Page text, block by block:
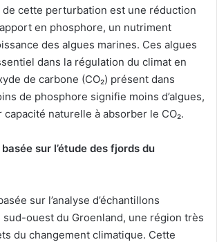
cette perturbation est une réduction
en phosphore, un nutriment
des algues marines. Ces algues
dans la régulation du climat en
de carbone (CO₂) présent dans
de phosphore signifie moins d’algues,
naturelle à absorber le CO₂.
sur l’étude des fjords du
sur l’analyse d’échantillons
ouest du Groenland, une région très
du changement climatique. Cette